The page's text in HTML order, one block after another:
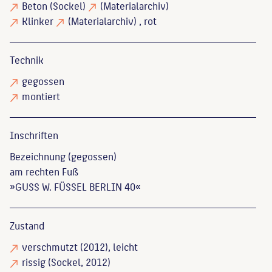
Beton (Sockel)
(Materialarchiv)
Klinker
(Materialarchiv) , rot
Technik
gegossen
montiert
Inschriften
Bezeichnung (gegossen)
am rechten Fuß
»GUSS W. FÜSSEL BERLIN 40«
Zustand
verschmutzt(2012), leicht
rissig(Sockel, 2012)